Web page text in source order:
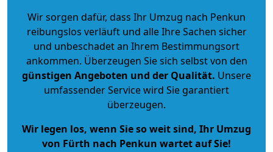
Wir sorgen dafür, dass Ihr Umzug nach Penkun
reibungslos verläuft und alle Ihre Sachen sicher
und unbeschadet an Ihrem Bestimmungsort
ankommen. Überzeugen Sie sich selbst von den
günstigen Angeboten und der Qualität. Unsere
umfassender Service wird Sie garantiert
überzeugen.
Wir legen los, wenn Sie so weit sind, Ihr Umzug
von Fürth nach Penkun wartet auf Sie!